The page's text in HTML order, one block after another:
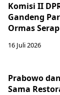
Komisi II
Gandeng
Ormas
16 Juli 2026
Prabowo
Sama